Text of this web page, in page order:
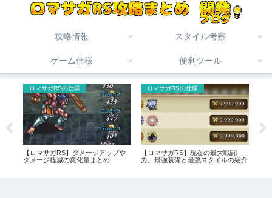
攻略情報 スタイル考察
ゲーム仕様 便利ツール
ロマサガRSの仕様
【ロマサガRS】ダメージアップや
ダメージ軽減の変化量まとめ
ロマサガRSの仕様
【ロマサガRS】現在の最大戦闘
力。最強装備と最強スタイルの紹介